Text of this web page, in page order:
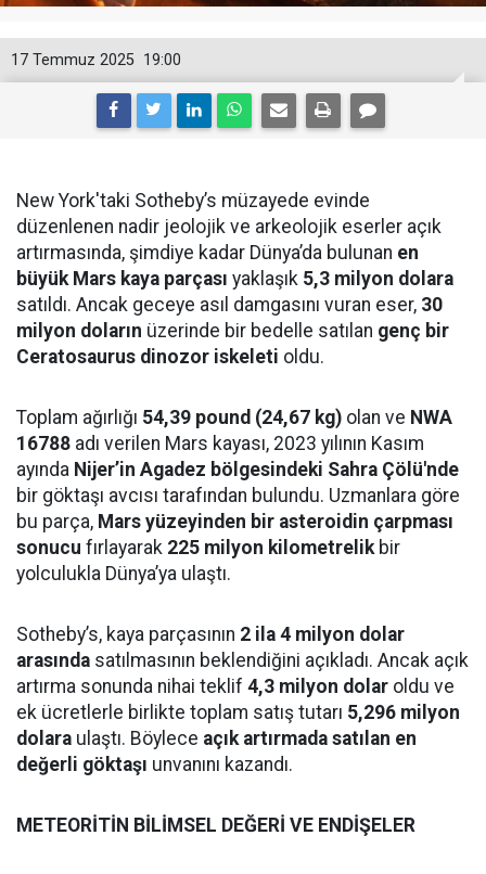
19:00
17 Temmuz 2025
New York'taki Sotheby’s müzayede evinde
düzenlenen nadir jeolojik ve arkeolojik eserler açık
artırmasında, şimdiye kadar Dünya’da bulunan en
büyük Mars kaya parçası yaklaşık 5,3 milyon dolara
satıldı. Ancak geceye asıl damgasını vuran eser, 30
milyon doların üzerinde bir bedelle satılan genç bir
Ceratosaurus dinozor iskeleti oldu.
Toplam ağırlığı 54,39 pound (24,67 kg) olan ve NWA
16788 adı verilen Mars kayası, 2023 yılının Kasım
ayında Nijer’in Agadez bölgesindeki Sahra Çölü'nde
bir göktaşı avcısı tarafından bulundu. Uzmanlara göre
bu parça, Mars yüzeyinden bir asteroidin çarpması
sonucu fırlayarak 225 milyon kilometrelikbir
yolculukla Dünya’ya ulaştı.
Sotheby’s, kaya parçasının 2 ila 4 milyon dolar
arasında satılmasının beklendiğini açıkladı. Ancak açık
artırma sonunda nihai teklif 4,3 milyon dolar oldu ve
ek ücretlerle birlikte toplam satış tutarı 5,296 milyon
dolara ulaştı. Böylece açık artırmada satılan en
değerli göktaşı unvanını kazandı.
METEORİTİN BİLİMSEL DEĞERİ VE ENDİŞELER